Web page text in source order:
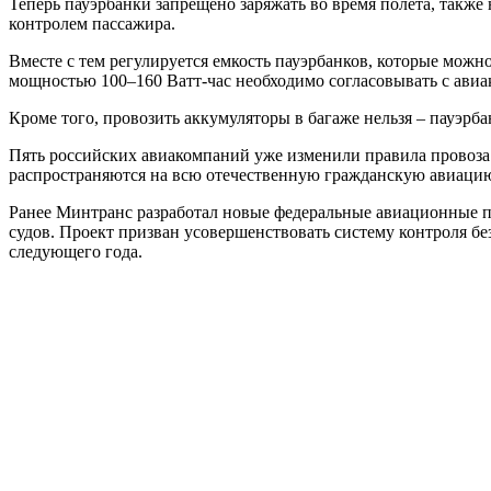
контролем пассажира.
Вместе с тем регулируется емкость пауэрбанков, которые
мощностью 100–160 Ватт-час необходимо согласовывать с
Кроме того, провозить аккумуляторы в багаже нельзя –
Пять российских авиакомпаний уже изменили правила
распространяются на всю отечественную гражданскую
Ранее Минтранс разработал новые федеральные авиационные
судов. Проект призван усовершенствовать систему контроля
следующего года.